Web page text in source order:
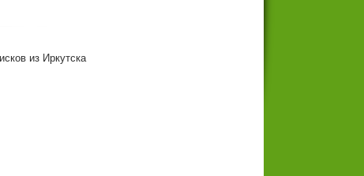
из Иркутска